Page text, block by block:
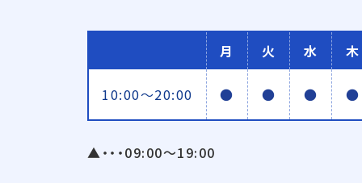
月 火 水 木
10:00〜20:00 ● ● ● ●
▲・・・09:00〜19:00